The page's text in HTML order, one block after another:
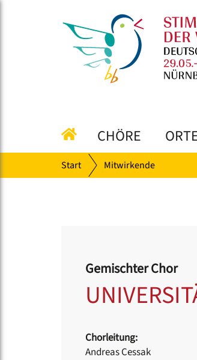
CHÖRE
Start Mitwirkende
Gemischter Chor
Chorleitung:
Andreas Cessak